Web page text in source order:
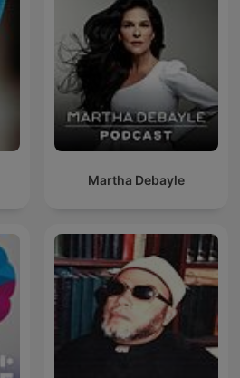
Martha Debayle